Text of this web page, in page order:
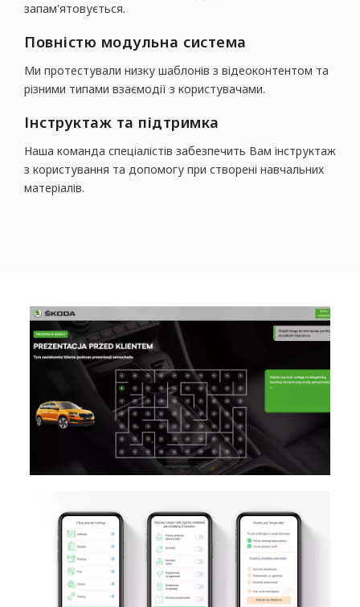
запам'ятовується.
Повністю модульна система
Ми протестували низку шаблонів з відеоконтентом та
різними типами взаємодії з користувачами.
Інструктаж та підтримка
Наша команда спеціалістів забезпечить Вам інструктаж
з користування та допомогу при створені навчальних
матеріалів.